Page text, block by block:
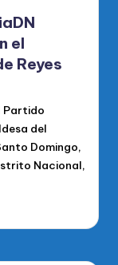
el
Reyes
Partido
del
Domingo,
Nacional,